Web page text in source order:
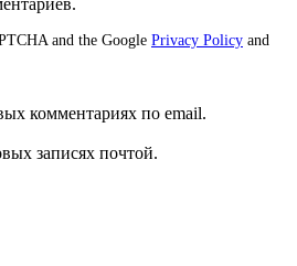
and the Google Privacy Policy and
комментариях по email.
записях почтой.